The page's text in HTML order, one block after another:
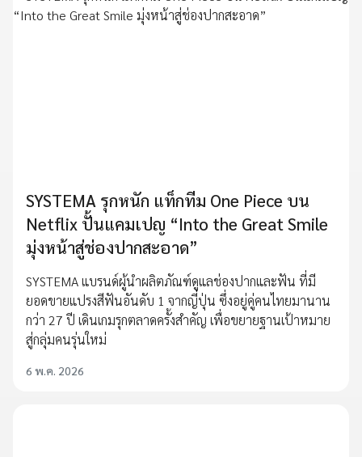
SYSTEMA รุกหนัก แท็กทีม One Piece บน
Netflix ปั้นแคมเปญ “Into the Great Smile
มุ่งหน้าสู่ช่องปากสะอาด”
SYSTEMA แบรนด์ผู้นำผลิตภัณฑ์ดูแลช่องปากและฟัน ที่มี
ยอดขายแปรงสีฟันอันดับ 1 จากญี่ปุ่น ซึ่งอยู่คู่คนไทยมานาน
กว่า 27 ปี เดินเกมรุกตลาดครั้งสำคัญ เพื่อขยายฐานเป้าหมาย
สู่กลุ่มคนรุ่นใหม่
6 พ.ค. 2026